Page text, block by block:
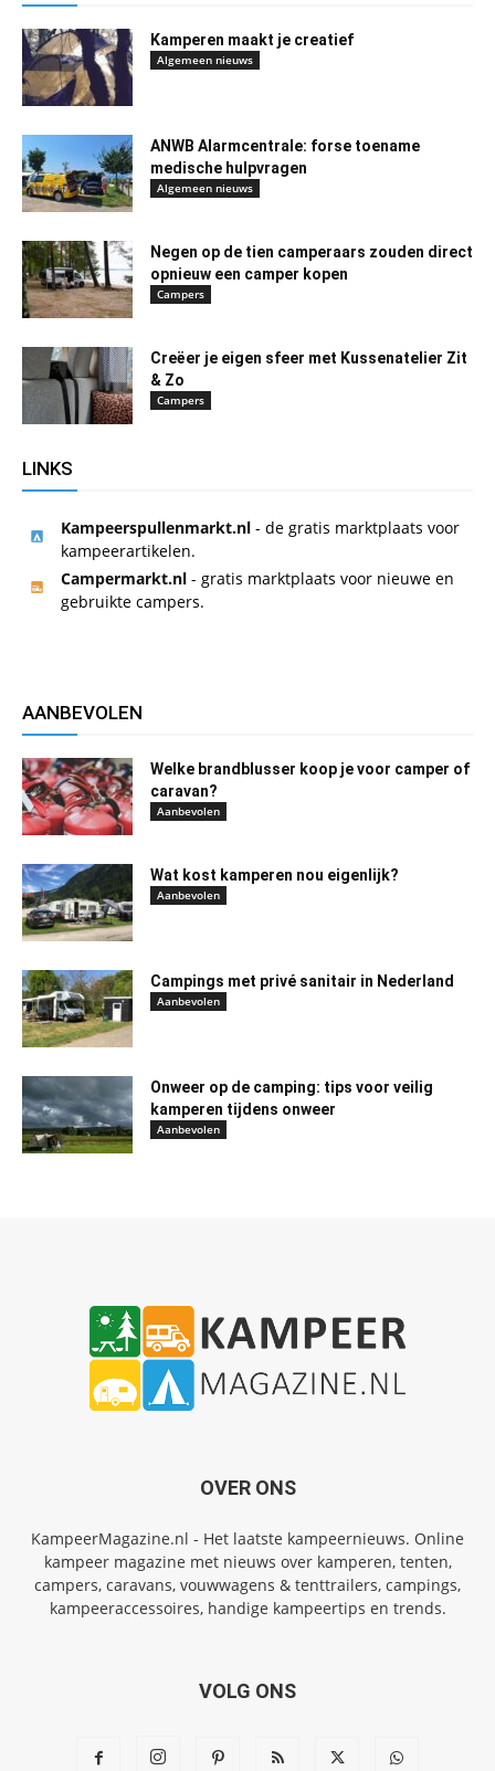
Kamperen maakt je creatief
Algemeen nieuws
ANWB Alarmcentrale: forse toename
medische hulpvragen
Algemeen nieuws
Negen op de tien camperaars zouden direct
opnieuw een camper kopen
Campers
Creëer je eigen sfeer met Kussenatelier Zit
& Zo
Campers
LINKS
Kampeerspullenmarkt.nl - de gratis marktplaats voor
kampeerartikelen.
Campermarkt.nl - gratis marktplaats voor nieuwe en
gebruikte campers.
AANBEVOLEN
Welke brandblusser koop je voor camper of
caravan?
Aanbevolen
Wat kost kamperen nou eigenlijk?
Aanbevolen
Campings met privé sanitair in Nederland
Aanbevolen
Onweer op de camping: tips voor veilig
kamperen tijdens onweer
Aanbevolen
OVER ONS
KampeerMagazine.nl - Het laatste kampeernieuws. Online
kampeer magazine met nieuws over kamperen, tenten,
campers, caravans, vouwwagens & tenttrailers, campings,
kampeeraccessoires, handige kampeertips en trends.
VOLG ONS